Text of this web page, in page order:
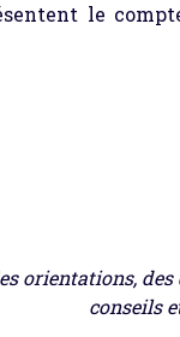
le
orientations,
conseils